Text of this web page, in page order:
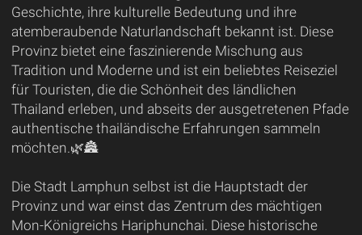
Geschichte, ihre kulturelle Bedeutung und ihre
atemberaubende Naturlandschaft bekannt ist. Diese
Provinz bietet eine faszinierende Mischung aus
Tradition und Moderne und ist ein beliebtes Reiseziel
für Touristen, die die Schönheit des ländlichen
Thailand erleben, und abseits der ausgetretenen Pfade
authentische thailändische Erfahrungen sammeln
möchten.🌿🏯
Die Stadt Lamphun selbst ist die Hauptstadt der
Provinz und war einst das Zentrum des mächtigen
Mon-Königreichs Hariphunchai. Diese historische